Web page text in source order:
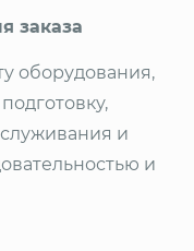
заказа
оборудования,
и
и